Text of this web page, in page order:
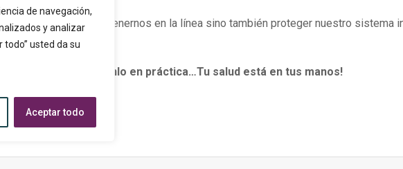
de navegación,
y analizar
todo” usted da su
Aceptar todo
sólo nos ayuda a mantenernos en la línea sino también proteger nuestro sistema
inmunológico, pónlo en práctica…Tu salud está en tus manos!